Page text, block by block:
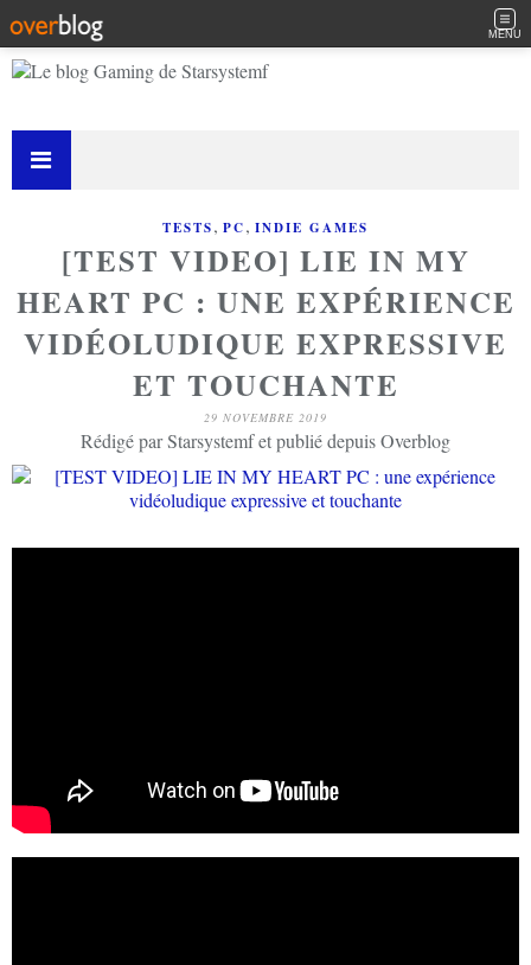
MENU
TESTS, PC, INDIE GAMES
[TEST VIDEO] LIE IN MY
HEART PC : UNE EXPÉRIENCE
VIDÉOLUDIQUE EXPRESSIVE
ET TOUCHANTE
29 NOVEMBRE 2019
Rédigé par Starsystemf et publié depuis Overblog